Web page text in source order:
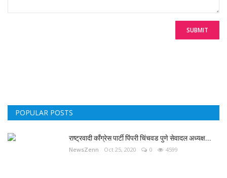
SUBMIT
POPULAR POSTS
राष्ट्रवादी काँग्रेस पार्टी पिंपरी चिंचवड पुणे सेवादल अध्यक्ष...
NewsZenn Oct 25, 2020 0 4599